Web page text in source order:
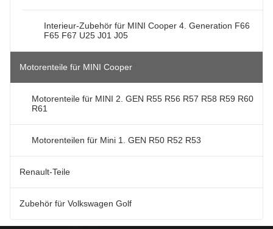
Interieur-Zubehör für MINI Cooper 4. Generation F66
F65 F67 U25 J01 J05
Motorenteile für MINI Cooper
Motorenteile für MINI 2. GEN R55 R56 R57 R58 R59 R60
R61
Motorenteilen für Mini 1. GEN R50 R52 R53
Renault-Teile
Zubehör für Volkswagen Golf